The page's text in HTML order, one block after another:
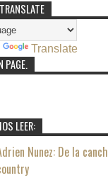
Translate
PAGE.
LEER:
Nunez: De la